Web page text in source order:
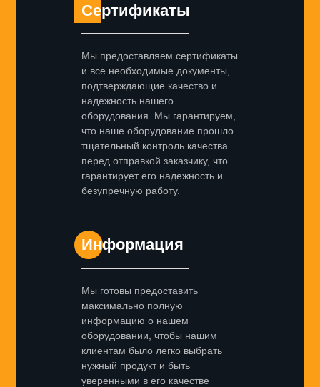
Мы предоставляем сертификаты
и все необходимые документы,
подтверждающие качество и
надежность нашего
оборудования. Мы гарантируем,
что наше оборудование прошло
тщательный контроль качества
перед отправкой заказчику, что
гарантирует его надежность и
безупречную работу.
Мы готовы предоставить
максимально полную
информацию о нашем
оборудовании, чтобы нашим
клиентам было легко выбрать
нужный продукт и быть
уверенными в его качестве
Сертификаты
Информация